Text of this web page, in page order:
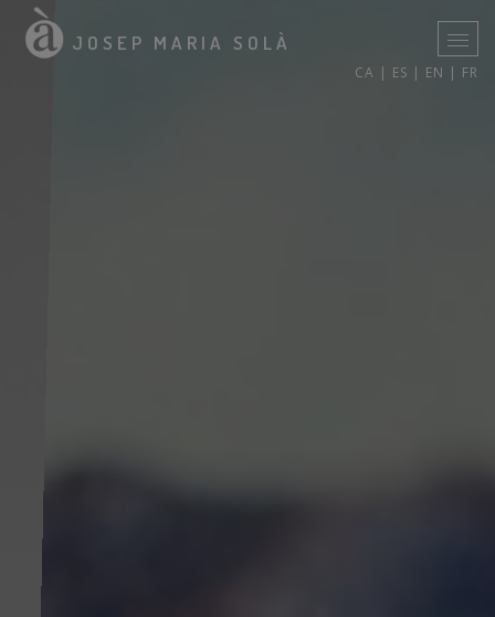
JOSEP MARIA SOLÀ
CA | ES | EN | FR